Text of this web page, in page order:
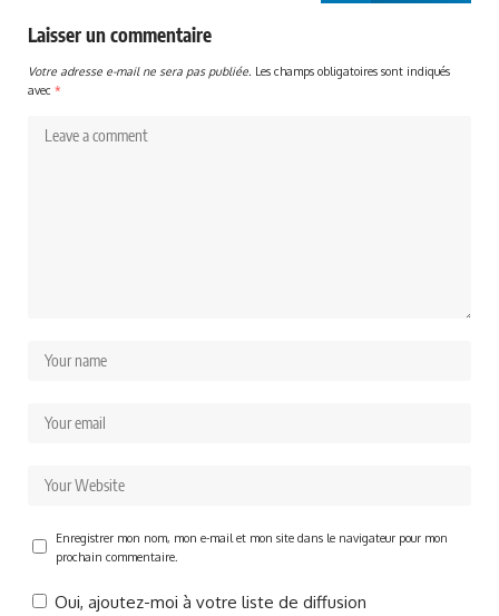
Laisser un commentaire
Votre adresse e-mail ne sera pas publiée. Les champs obligatoires sont indiqués
avec *
Enregistrer mon nom, mon e-mail et mon site dans le navigateur pour mon
prochain commentaire.
Oui, ajoutez-moi à votre liste de diffusion